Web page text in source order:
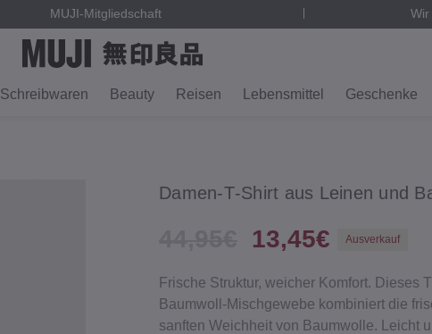
MUJI-Mitgliedschaft
Schreibwaren Beauty Reisen Lebensmittel Geschenke
Damen‐T‐Shirt aus Leinen und
13,45€ Ausverkauf
Frische Struktur, weicher Komfort. Dieses
Baumwoll‐Mischgewebe kombiniert die
sanften Weichheit von Baumwolle. Leicht